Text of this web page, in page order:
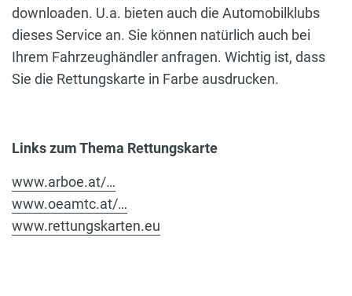
downloaden. U.a. bieten auch die Automobilklubs
dieses Service an. Sie können natürlich auch bei
Ihrem Fahrzeughändler anfragen. Wichtig ist, dass
Sie die Rettungskarte in Farbe ausdrucken.
Links zum Thema Rettungskarte
www.arboe.at/…
www.oeamtc.at/…
www.rettungskarten.eu